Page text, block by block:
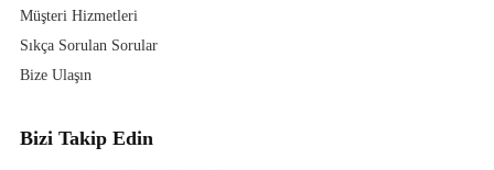
Müşteri Hizmetleri
Sıkça Sorulan Sorular
Bize Ulaşın
Bizi Takip Edin